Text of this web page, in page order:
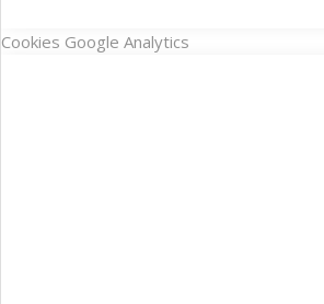
Cookies Google Analytics